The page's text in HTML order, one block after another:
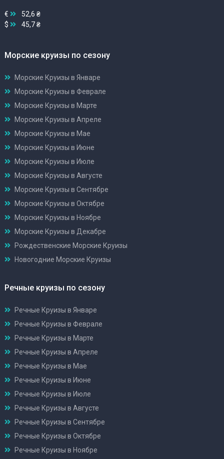
€
52,6 ₴
$
45,7 ₴
Морские круизы по сезону
Морские Круизы в Январе
Морские Круизы в Феврале
Морские Круизы в Марте
Морские Круизы в Апреле
Морские Круизы в Мае
Морские Круизы в Июне
Морские Круизы в Июле
Морские Круизы в Августе
Морские Круизы в Сентябре
Морские Круизы в Октябре
Морские Круизы в Ноябре
Морские Круизы в Декабре
Рождественские Морские Круизы
Новогодние Морские Круизы
Речные круизы по сезону
Речные Круизы в Январе
Речные Круизы в Феврале
Речные Круизы в Марте
Речные Круизы в Апреле
Речные Круизы в Мае
Речные Круизы в Июне
Речные Круизы в Июле
Речные Круизы в Августе
Речные Круизы в Сентябре
Речные Круизы в Октябре
Речные Круизы в Ноябре